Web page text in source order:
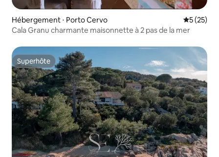
Hébergement ⋅ Porto Cervo
5 (25)
Cala Granu charmante maisonnette à 2 pas de la mer
Superhôte
Superhôte